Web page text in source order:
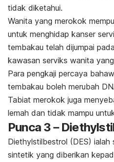
tidak diketahui.
Wanita yang merokok
untuk menghidap kanser
tembakau telah dijumpai
kawasan serviks wanita
Para pengkaji percaya
tembakau boleh merubah
Tabiat merokok juga
lemah dan tidak mampu
Punca 3 –
Diethylstilbestrol (DES) ialah
sintetik yang diberikan